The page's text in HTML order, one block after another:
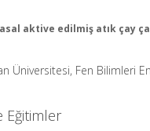
aktive edilmiş atık çay
Üniversitesi, Fen Bilimleri
Eğitimler